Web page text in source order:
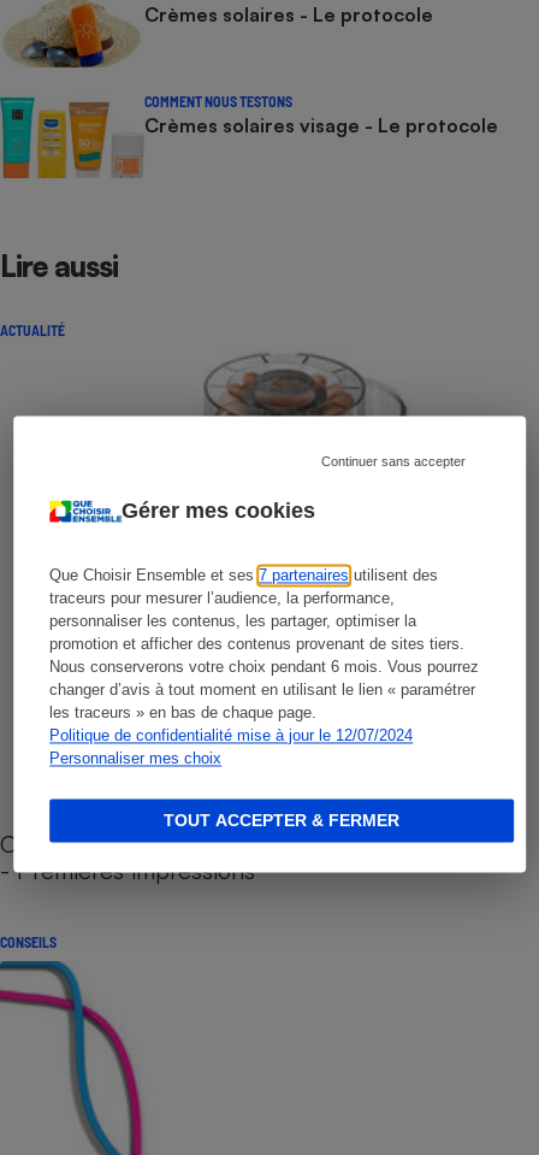
Gérer mes cookies
Que Choisir Ensemble et ses7 partenaires utilisent des
traceurs pour mesurer l’audience, la performance,
personnaliser les contenus, les partager, optimiser la
promotion et afficher des contenus provenant de sites tiers.
Nous conserverons votre choix pendant 6 mois. Vous pourrez
changer d’avis à tout moment en utilisant le lien « paramétrer
les traceurs » en bas de chaque page.
Politique de confidentialité mise à jour le 12/07/2024
Personnaliser mes choix
Continuer sans accepter
TOUT ACCEPTER & FERMER
Crèmes solaires - Le protocole
COMMENT NOUS TESTONS
Crèmes solaires visage - Le protocole
Lire aussi
ACTUALITÉ
Cafetière à capsules zéro déchet CoffeeB (vidéo)
- Premières impressions
CONSEILS